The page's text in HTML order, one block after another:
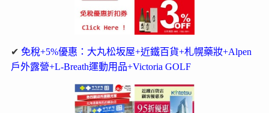
✔ 免稅+5%優惠：大丸松坂屋+近鐵百貨+札幌藥妝+Alpen
戶外露營+L-Breath運動用品+Victoria GOLF